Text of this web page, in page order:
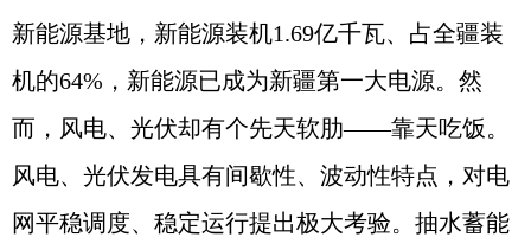
新能源基地，新能源装机1.69亿千瓦、占全疆装
机的64%，新能源已成为新疆第一大电源。然
而，风电、光伏却有个先天软肋——靠天吃饭。
风电、光伏发电具有间歇性、波动性特点，对电
网平稳调度、稳定运行提出极大考验。抽水蓄能